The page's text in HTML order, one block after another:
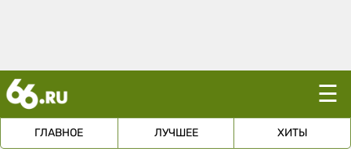
☰
ГЛАВНОЕ ЛУЧШЕЕ ХИТЫ